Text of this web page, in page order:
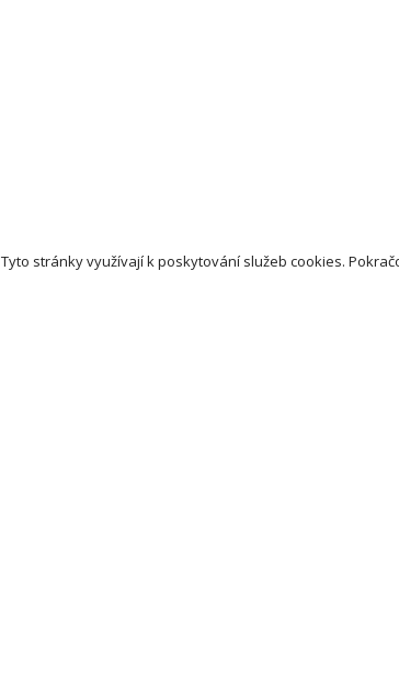
Tyto stránky využívají k poskytování služeb cookies.